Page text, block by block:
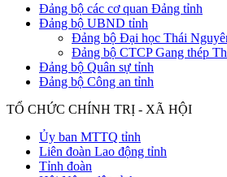
Đảng bộ các cơ quan Đảng tỉnh
Đảng bộ UBND tỉnh
Đảng bộ Đại học Thái
Đảng bộ CTCP Gang thép
Đảng bộ Quân sự tỉnh
Đảng bộ Công an tỉnh
TỔ CHỨC CHÍNH TRỊ - XÃ HỘI
Ủy ban MTTQ tỉnh
Liên đoàn Lao động tỉnh
Tỉnh đoàn